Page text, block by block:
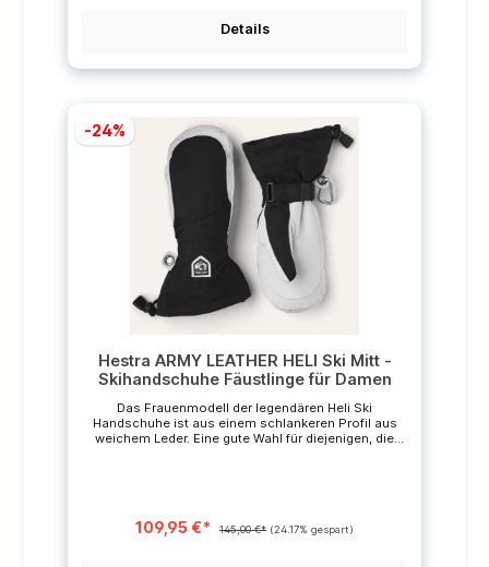
die Handschuhe nicht zu oft zu waschen.
Heizkörper vermeiden, sie trocknen das Leder aus.
enthalten, gepflegt werden. Es verstopft die Poren
und verringert die Atmungsaktivität des Materials.
*Die durchgestrichenen Preise sind unverbindliche
Preisempfehlungen des Herstellers
Details
-24%
Hestra ARMY LEATHER HELI Ski Mitt -
Skihandschuhe Fäustlinge für Damen
Das Frauenmodell der legendären Heli Ski
Handschuhe ist aus einem schlankeren Profil aus
weichem Leder. Eine gute Wahl für diejenigen, die
Zugband und Klettverschluss Karabiner Material:
109,95 €* 145,00 €* (24.17% gespart)